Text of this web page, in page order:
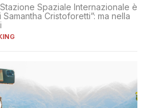
Spaziale Internazionale è
Cristoforetti”: ma nella